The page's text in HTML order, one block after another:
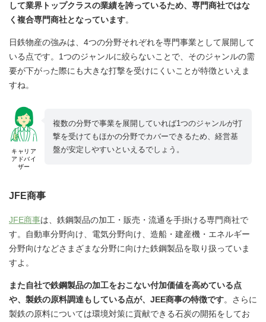
して業界トップクラスの業績を誇っているため、専門商社ではな
く複合専門商社となっています。
日鉄物産の強みは、4つの分野それぞれを専門事業として展開して
いる点です。1つのジャンルに絞らないことで、そのジャンルの需
要が下がった際にも大きな打撃を受けにくいことが特徴といえま
すね。
キャリア
アドバイ
ザー
複数の分野で事業を展開していれば1つのジャンルが打
撃を受けてもほかの分野でカバーできるため、経営基
盤が安定しやすいといえるでしょう。
JFE商事
JFE商事は、鉄鋼製品の加工・販売・流通を手掛ける専門商社で
す。自動車分野向け、電気分野向け、造船・建産機・エネルギー
分野向けなどさまざまな分野に向けた鉄鋼製品を取り扱っていま
すよ。
また自社で鉄鋼製品の加工をおこない付加価値を高めている点
や、製鉄の原料調達もしている点が、JEE商事の特徴です。さらに
製鉄の原料については環境対策に貢献できる石炭の開拓をしてお